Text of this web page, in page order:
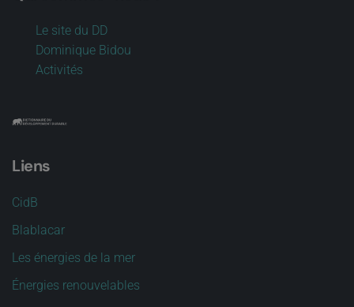
Le site du DD
Dominique Bidou
Activités
Liens
CidB
Blablacar
Les énergies de la mer
Énergies renouvelables